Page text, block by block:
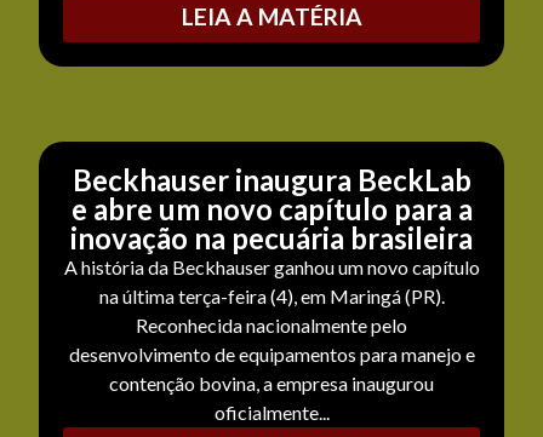
LEIA A MATÉRIA
Beckhauser inaugura BeckLab
e abre um novo capítulo para a
inovação na pecuária brasileira
A história da Beckhauser ganhou um novo capítulo
na última terça-feira (4), em Maringá (PR).
Reconhecida nacionalmente pelo
desenvolvimento de equipamentos para manejo e
contenção bovina, a empresa inaugurou
oficialmente...